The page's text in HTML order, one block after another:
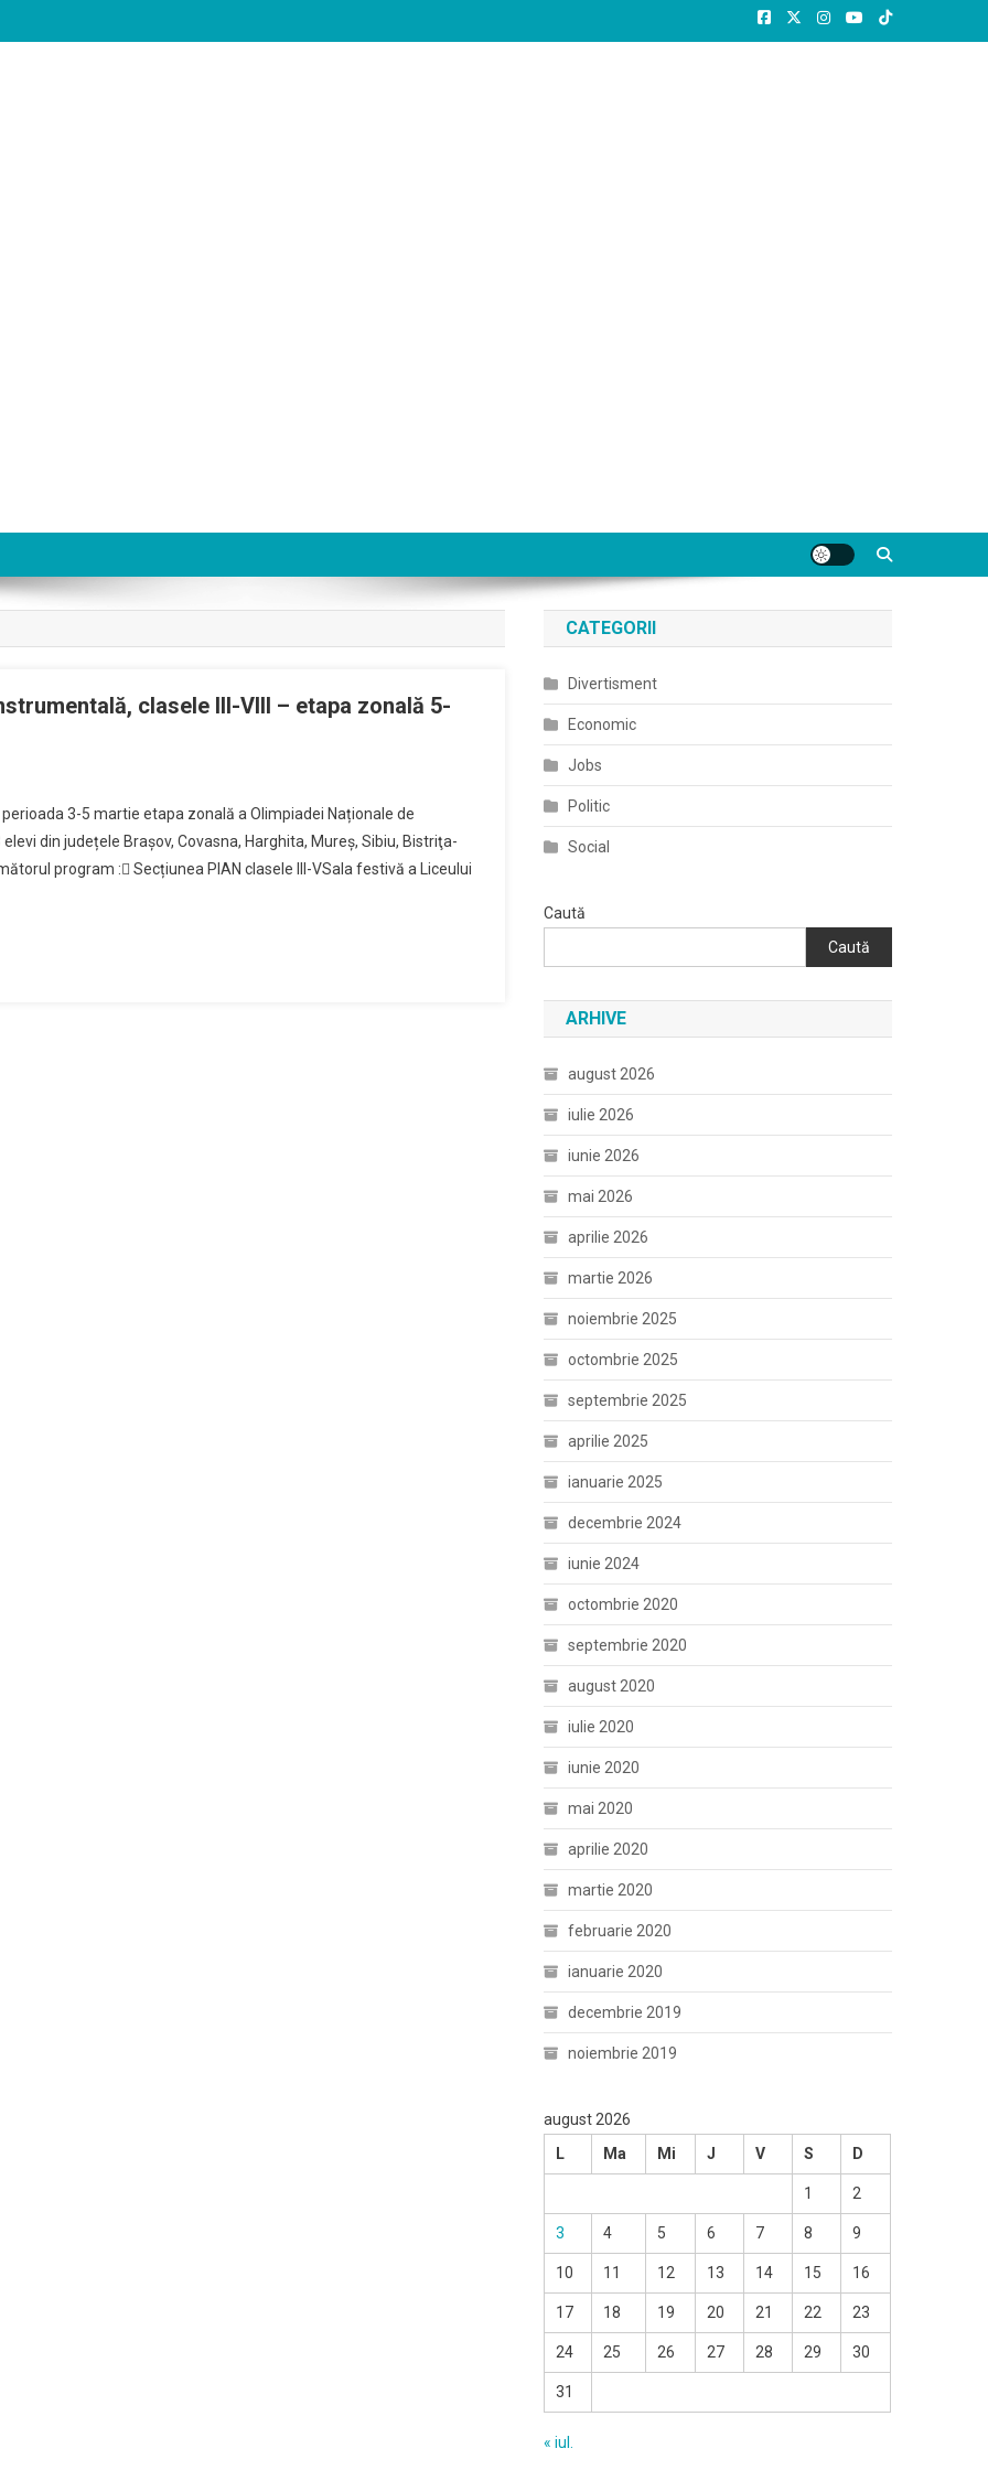
clasele III-VIII – etapa zonală 5-
3-5 martie etapa zonală a Olimpiadei Naționale de
din județele Brașov, Covasna, Harghita, Mureş, Sibiu, Bistriţa-
program : Secțiunea PIAN clasele III-VSala festivă a Liceului
CATEGORII
Divertisment
Economic
Jobs
Politic
Social
Caută
Caută
ARHIVE
august 2026
iulie 2026
iunie 2026
mai 2026
aprilie 2026
martie 2026
noiembrie 2025
octombrie 2025
septembrie 2025
aprilie 2025
ianuarie 2025
decembrie 2024
iunie 2024
octombrie 2020
septembrie 2020
august 2020
iulie 2020
iunie 2020
mai 2020
aprilie 2020
martie 2020
februarie 2020
ianuarie 2020
decembrie 2019
noiembrie 2019
august 2026
L
Ma Mi J V S D
1 2
3 4 5 6 7 8 9
10 11 12 13 14 15 16
17 18 19 20 21 22 23
24 25 26 27 28 29 30
31
« iul.